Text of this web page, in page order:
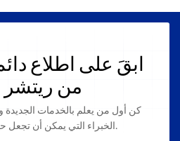
ابقَ على اطلاع
من ريتشر
كن أول من يعلم بالخدمات
الخبراء التي يمكن أن تجعل حياتك اليومية أسهل.